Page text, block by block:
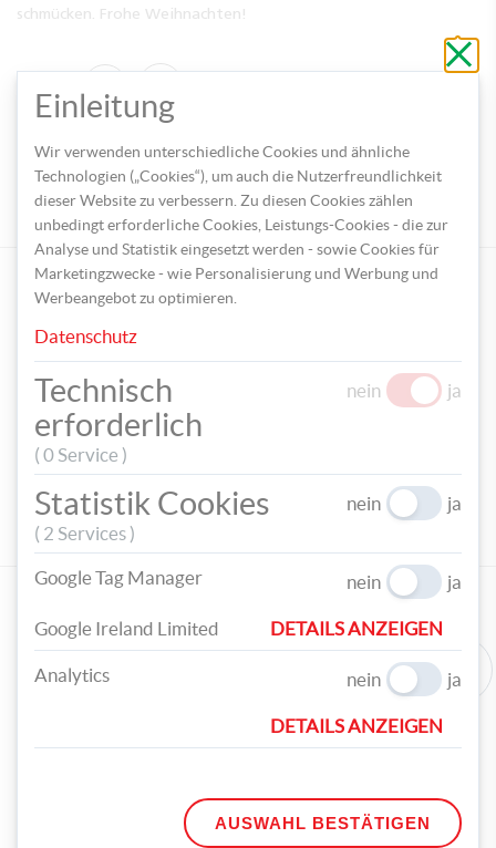
schmücken. Frohe Weihnachten!
TEILEN
TAGS
WEIHNACHTEN WEIHNACHTSBAUM CHRISTBAUM
UNSERE EMPFEHLUNGEN
PLAYBOX Rundstäbe 5
Stück 1,2 x 1,2 x 90 cm
€ 5,99 € 3,99
Nächstes
ohne
zu
Einleitung
Wir verwenden unterschiedliche Cookies und ähnliche
Technologien („Cookies“), um auch die Nutzerfreundlichkeit
dieser Website zu verbessern. Zu diesen Cookies zählen
unbedingt erforderliche Cookies, Leistungs-Cookies - die zur
Analyse und Statistik eingesetzt werden - sowie Cookies für
Marketingzwecke - wie Personalisierung und Werbung und
Werbeangebot zu optimieren.
Datenschutz
Technisch
erforderlich
( 0 Service )
nein ja
Statistik Cookies
( 2 Services )
nein ja
Google Tag Manager nein ja
Google Ireland Limited DETAILS ANZEIGEN
Analytics nein ja
DETAILS ANZEIGEN
AUSWAHL BESTÄTIGEN